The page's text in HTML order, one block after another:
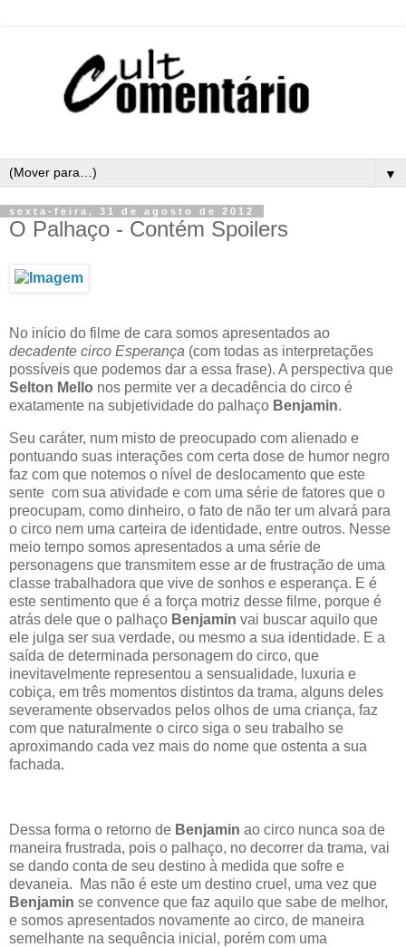
▼
sexta-feira, 31 de agosto de 2012
O Palhaço - Contém Spoilers
No início do filme de cara somos apresentados ao
decadente circo Esperança (com todas as interpretações
possíveis que podemos dar a essa frase). A perspectiva que
Selton Mello nos permite ver a decadência do circo é
exatamente na subjetividade do palhaço Benjamin.
Seu caráter, num misto de preocupado com alienado e
pontuando suas interações com certa dose de humor negro
faz com que notemos o nível de deslocamento que este
sente com sua atividade e com uma série de fatores que o
preocupam, como dinheiro, o fato de não ter um alvará para
o circo nem uma carteira de identidade, entre outros. Nesse
meio tempo somos apresentados a uma série de
personagens que transmitem esse ar de frustração de uma
classe trabalhadora que vive de sonhos e esperança. E é
este sentimento que é a força motriz desse filme, porque é
atrás dele que o palhaço Benjamin vai buscar aquilo que
ele julga ser sua verdade, ou mesmo a sua identidade. E a
saída de determinada personagem do circo, que
inevitavelmente representou a sensualidade, luxuria e
cobiça, em três momentos distintos da trama, alguns deles
severamente observados pelos olhos de uma criança, faz
com que naturalmente o circo siga o seu trabalho se
aproximando cada vez mais do nome que ostenta a sua
fachada.
Dessa forma o retorno de Benjamin ao circo nunca soa de
maneira frustrada, pois o palhaço, no decorrer da trama, vai
se dando conta de seu destino à medida que sofre e
devaneia. Mas não é este um destino cruel, uma vez que
Benjamin se convence que faz aquilo que sabe de melhor,
e somos apresentados novamente ao circo, de maneira
semelhante na sequência inicial, porém com uma